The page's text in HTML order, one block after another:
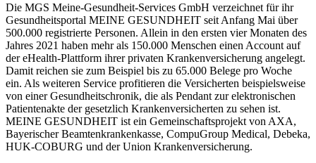
Die MGS Meine-Gesundheit-Services GmbH verzeichnet für ihr
Gesundheitsportal MEINE GESUNDHEIT seit Anfang Mai über
500.000 registrierte Personen. Allein in den ersten vier Monaten des
Jahres 2021 haben mehr als 150.000 Menschen einen Account auf
der eHealth-Plattform ihrer privaten Krankenversicherung angelegt.
Damit reichen sie zum Beispiel bis zu 65.000 Belege pro Woche
ein. Als weiteren Service profitieren die Versicherten beispielsweise
von einer Gesundheitschronik, die als Pendant zur elektronischen
Patientenakte der gesetzlich Krankenversicherten zu sehen ist.
MEINE GESUNDHEIT ist ein Gemeinschaftsprojekt von AXA,
Bayerischer Beamtenkrankenkasse, CompuGroup Medical, Debeka,
HUK-COBURG und der Union Krankenversicherung.